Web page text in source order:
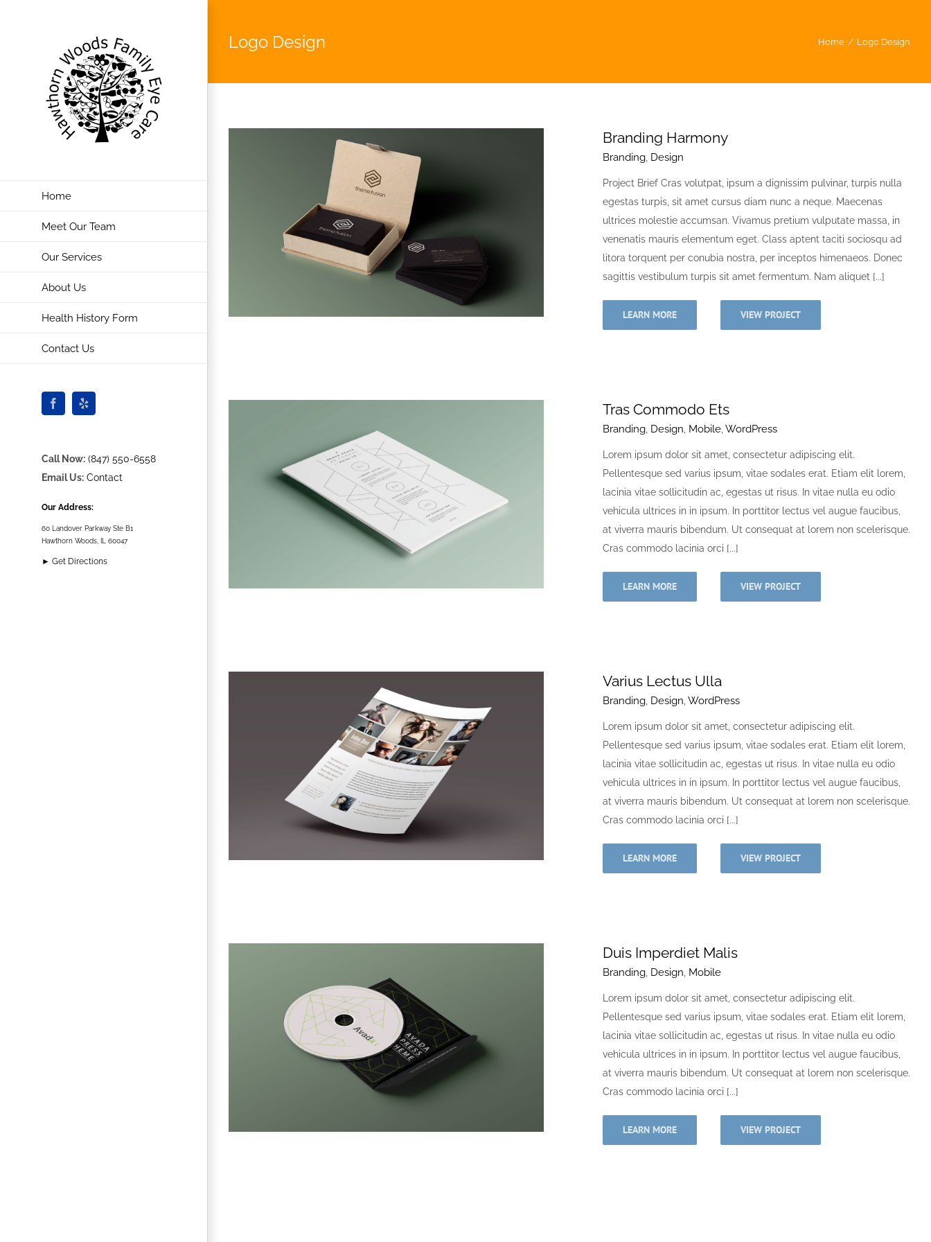
Home
Meet Our Team
Our Services
About Us
Health History Form
Contact Us
FacebookYelp
Call Now: (847) 550-6558
Email Us: Contact
Our Address:
60 Landover Parkway Ste B1
Hawthorn Woods, IL 60047
► Get Directions
Logo Design Home / Logo Design
Branding Harmony
Branding, Design
Project Brief Cras volutpat, ipsum a dignissim pulvinar, turpis nulla
egestas turpis, sit amet cursus diam nunc a neque. Maecenas
ultrices molestie accumsan. Vivamus pretium vulputate massa, in
venenatis mauris elementum eget. Class aptent taciti sociosqu ad
litora torquent per conubia nostra, per inceptos himenaeos. Donec
sagittis vestibulum turpis sit amet fermentum. Nam aliquet [...]
LEARN MORE VIEW PROJECT
Tras Commodo Ets
Branding, Design, Mobile,WordPress
Lorem ipsum dolor sit amet, consectetur adipiscing elit.
Pellentesque sed varius ipsum, vitae sodales erat. Etiam elit lorem,
lacinia vitae sollicitudin ac, egestas ut risus. In vitae nulla eu odio
vehicula ultrices in in ipsum. In porttitor lectus vel augue faucibus,
at viverra mauris bibendum. Ut consequat at lorem non scelerisque.
Cras commodo lacinia orci [...]
LEARN MORE VIEW PROJECT
Varius Lectus Ulla
Branding, Design,WordPress
Lorem ipsum dolor sit amet, consectetur adipiscing elit.
Pellentesque sed varius ipsum, vitae sodales erat. Etiam elit lorem,
lacinia vitae sollicitudin ac, egestas ut risus. In vitae nulla eu odio
vehicula ultrices in in ipsum. In porttitor lectus vel augue faucibus,
at viverra mauris bibendum. Ut consequat at lorem non scelerisque.
Cras commodo lacinia orci [...]
LEARN MORE VIEW PROJECT
Duis Imperdiet Malis
Branding, Design, Mobile
Lorem ipsum dolor sit amet, consectetur adipiscing elit.
Pellentesque sed varius ipsum, vitae sodales erat. Etiam elit lorem,
lacinia vitae sollicitudin ac, egestas ut risus. In vitae nulla eu odio
vehicula ultrices in in ipsum. In porttitor lectus vel augue faucibus,
at viverra mauris bibendum. Ut consequat at lorem non scelerisque.
Cras commodo lacinia orci [...]
LEARN MORE VIEW PROJECT